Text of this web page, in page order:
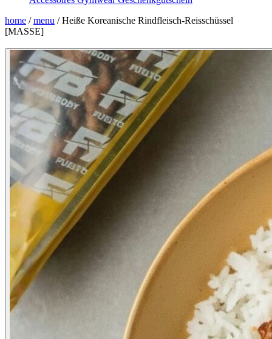
home / menu / Heiße Koreanische Rindfleisch-Reisschüssel
[MASSE]